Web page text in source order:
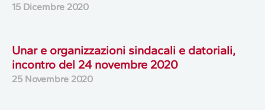
15 Dicembre 2020
Unar e organizzazioni sindacali e datoriali,
incontro del 24 novembre 2020
25 Novembre 2020